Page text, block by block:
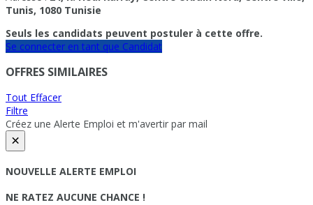
Tunis, 1080 Tunisie
Seuls les candidats peuvent postuler à cette offre.
Se connecter en tant que Candidat
OFFRES SIMILAIRES
Tout Effacer
Filtre
Créez une Alerte Emploi et m'avertir par mail
×
NOUVELLE ALERTE EMPLOI
NE RATEZ AUCUNE CHANCE !